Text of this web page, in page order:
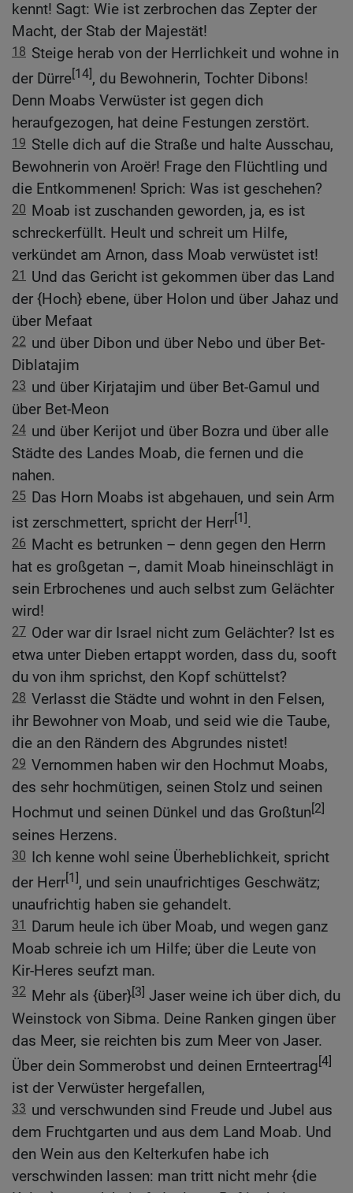
kennt! Sagt: Wie ist zerbrochen das Zepter der
Macht, der Stab der Majestät!
18 Steige herab von der Herrlichkeit und wohne in
der Dürre[14], du Bewohnerin, Tochter Dibons!
Denn Moabs Verwüster ist gegen dich
heraufgezogen, hat deine Festungen zerstört.
19 Stelle dich auf die Straße und halte Ausschau,
Bewohnerin von Aroër! Frage den Flüchtling und
die Entkommenen! Sprich: Was ist geschehen?
20 Moab ist zuschanden geworden, ja, es ist
schreckerfüllt. Heult und schreit um Hilfe,
verkündet am Arnon, dass Moab verwüstet ist!
21 Und das Gericht ist gekommen über das Land
der {Hoch} ebene, über Holon und über Jahaz und
über Mefaat
22 und über Dibon und über Nebo und über Bet-
Diblatajim
23 und über Kirjatajim und über Bet-Gamul und
über Bet-Meon
24 und über Kerijot und über Bozra und über alle
Städte des Landes Moab, die fernen und die
nahen.
25 Das Horn Moabs ist abgehauen, und sein Arm
ist zerschmettert, spricht der Herr[1].
26 Macht es betrunken – denn gegen den Herrn
hat es großgetan –, damit Moab hineinschlägt in
sein Erbrochenes und auch selbst zum Gelächter
wird!
27 Oder war dir Israel nicht zum Gelächter? Ist es
etwa unter Dieben ertappt worden, dass du, sooft
du von ihm sprichst, den Kopf schüttelst?
28 Verlasst die Städte und wohnt in den Felsen,
ihr Bewohner von Moab, und seid wie die Taube,
die an den Rändern des Abgrundes nistet!
29 Vernommen haben wir den Hochmut Moabs,
des sehr hochmütigen, seinen Stolz und seinen
Hochmut und seinen Dünkel und das Großtun[2]
seines Herzens.
30 Ich kenne wohl seine Überheblichkeit, spricht
der Herr[1], und sein unaufrichtiges Geschwätz;
unaufrichtig haben sie gehandelt.
31
Darum heule ich über Moab, und wegen ganz
Moab schreie ich um Hilfe; über die Leute von
Kir-Heres seufzt man.
32 Mehr als {über}[3] Jaser weine ich über dich, du
Weinstock von Sibma. Deine Ranken gingen über
das Meer, sie reichten bis zum Meer von Jaser.
Über dein Sommerobst und deinen Ernteertrag[4]
ist der Verwüster hergefallen,
33 und verschwunden sind Freude und Jubel aus
dem Fruchtgarten und aus dem Land Moab. Und
den Wein aus den Kelterkufen habe ich
verschwinden lassen: man tritt nicht mehr {die